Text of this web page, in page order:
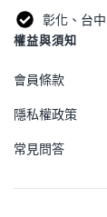
彰化、台
權益與須知
會員條款
隱私權政策
常見問答